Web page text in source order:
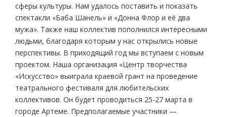
сферы культуры. Нам удалось поставить и показать
спектакли «Баба Шанель» и «Донна Флор и её два
мужа». Также наш коллектив пополнился интересными
людьми, благодаря которым у нас открылись новые
перспективы. В приходящий год мы вступаем с новым
проектом. Наша организация «Центр творчества
«Искусство» выиграла краевой грант на проведение
театрального фестиваля для любительских
коллективов. Он будет проводиться 25-27 марта в
городе Артеме. Предполагаемые участники —